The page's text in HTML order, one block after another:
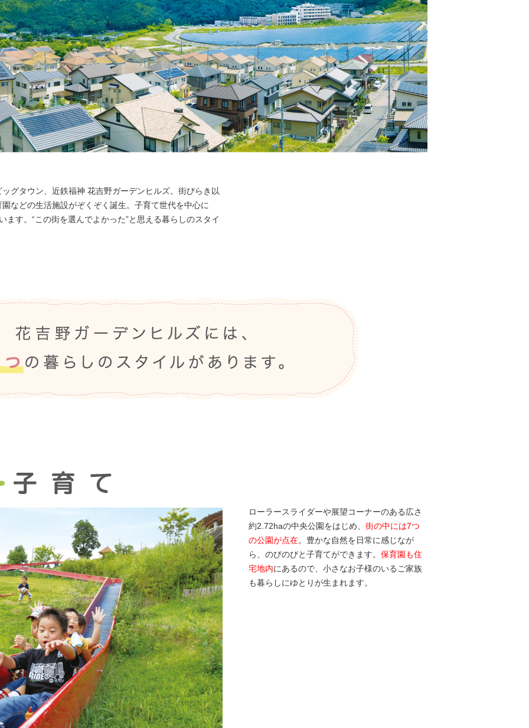
グタウン、近鉄福神 花吉野ガーデンヒルズ。街びらき以
などの生活施設がぞくぞく誕生。子育て世代を中心に
す。“この街を選んでよかった”と思える暮らしのスタイ
ローラースライダーや展望コーナーのある広さ
約2.72haの中央公園をはじめ、 街の中には7つ
の公園が点在。豊かな自然を日常に感じなが
ら、のびのびと子育てができます。 保育園も住
宅地内にあるので、小さなお子様のいるご家族
も暮らしにゆとりが生まれます。